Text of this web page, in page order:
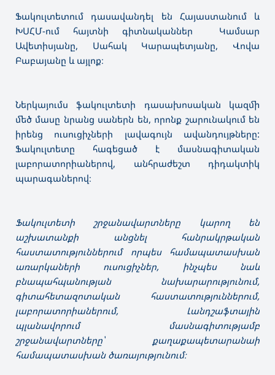
Ֆակուլտետում դասավանդել են Հայաստանում և
ԽՍՀՄ-ում հայտնի գիտնականներ Կամսար
Ավետիսյանը, Սահակ Կարապետյանը, Վովա
Բաբայանը և այլոք։
Ներկայումս ֆակուլտետի դասախոսական կազմի
մեծ մասը նրանց սաներն են, որոնք շարունակում են
իրենց ուսուցիչների լավագույն ավանդույթները:
Ֆակուլտետը հագեցած է մասնագիտական
լաբորատորիաներով, անհրաժեշտ դիդակտիկ
պարագաներով։
Ֆակուլտետի շրջանավարտները կարող են
աշխատանքի անցնել հանրակրթական
հաստատություններում որպես համապատասխան
առարկաների ուսուցիչներ, ինչպես նաև
բնապահպանության նախարարությունում,
գիտահետազոտական հաստատություններում,
լաբորատորիաներում, Լանդշաֆտային
պլանավորում մասնագիտությամբ
շրջանավարտները՝ քաղաքապետարանաի
համապատասխան ծառայությունում։